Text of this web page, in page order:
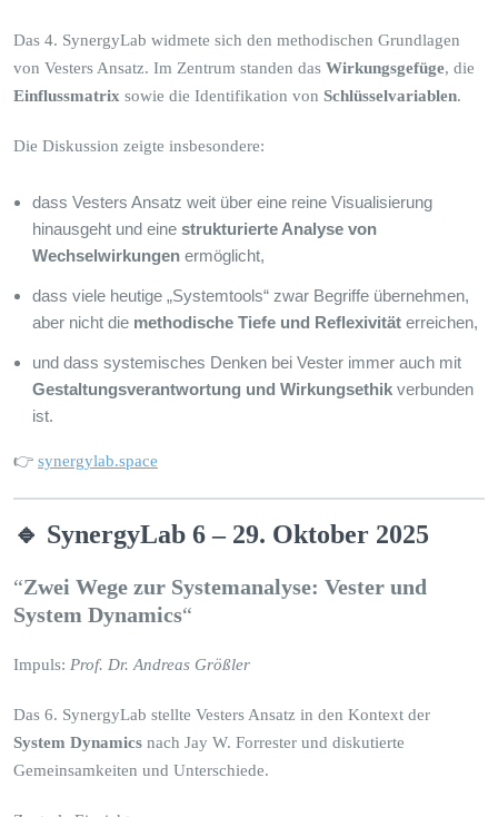
Das 4. SynergyLab widmete sich den methodischen Grundlagen
von Vesters Ansatz. Im Zentrum standen das Wirkungsgefüge, die
Einflussmatrix sowie die Identifikation von Schlüsselvariablen.
Die Diskussion zeigte insbesondere:
dass Vesters Ansatz weit über eine reine Visualisierung
hinausgeht und eine strukturierte Analyse von
Wechselwirkungen ermöglicht,
dass viele heutige „Systemtools“ zwar Begriffe übernehmen,
aber nicht die methodische Tiefe und Reflexivität erreichen,
und dass systemisches Denken bei Vester immer auch mit
Gestaltungsverantwortung und Wirkungsethik verbunden
ist.
👉 synergylab.space
🔹 SynergyLab 6 – 29. Oktober 2025
“Zwei Wege zur Systemanalyse: Vester und
System Dynamics“
Impuls: Prof. Dr. Andreas Größler
Das 6. SynergyLab stellte Vesters Ansatz in den Kontext der
System Dynamics nach Jay W. Forrester und diskutierte
Gemeinsamkeiten und Unterschiede.